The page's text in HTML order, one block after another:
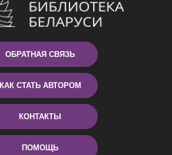
ОБРАТНАЯ СВЯЗЬ
КАК СТАТЬ АВТОРОМ
КОНТАКТЫ
ПОМОЩЬ